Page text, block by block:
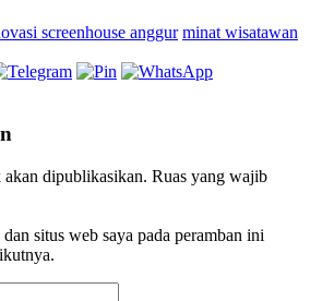
screenhouse anggur minat wisatawan
dipublikasikan. Ruas yang wajib
situs web saya pada peramban ini